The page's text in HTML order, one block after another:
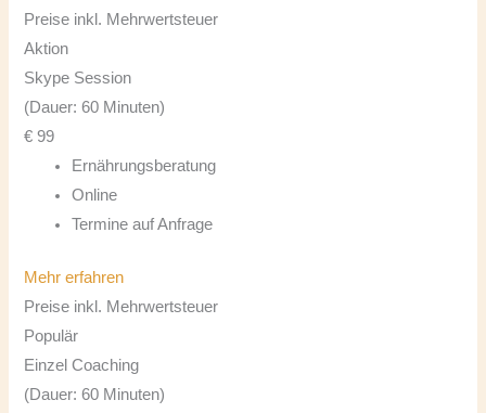
Preise inkl. Mehrwertsteuer
Aktion
Skype Session
(Dauer: 60 Minuten)
€ 99
Ernährungsberatung
Online
Termine auf Anfrage
Mehr erfahren
Preise inkl. Mehrwertsteuer
Populär
Einzel Coaching
(Dauer: 60 Minuten)